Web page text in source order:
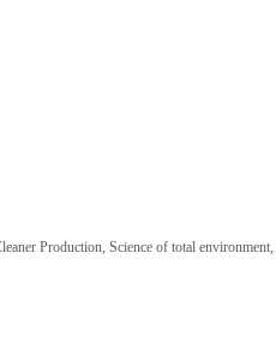
Production, Science of total